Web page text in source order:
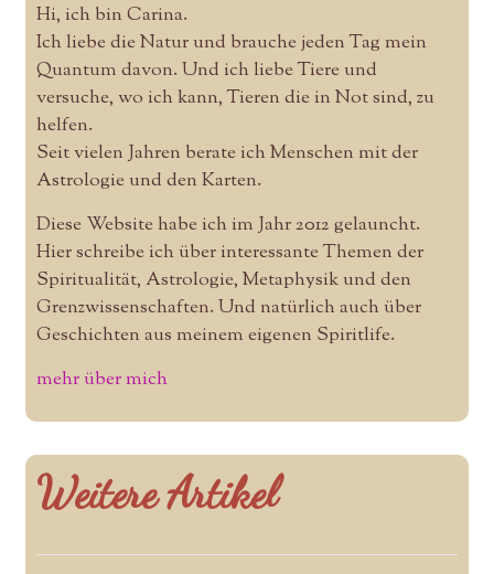
Hi, ich bin Carina.
Ich liebe die Natur und brauche jeden Tag mein
Quantum davon. Und ich liebe Tiere und
versuche, wo ich kann, Tieren die in Not sind, zu
helfen.
Seit vielen Jahren berate ich Menschen mit der
Astrologie und den Karten.
Diese Website habe ich im Jahr 2012 gelauncht.
Hier schreibe ich über interessante Themen der
Spiritualität, Astrologie, Metaphysik und den
Grenzwissenschaften. Und natürlich auch über
Geschichten aus meinem eigenen Spiritlife.
mehr über mich
Weitere Artikel